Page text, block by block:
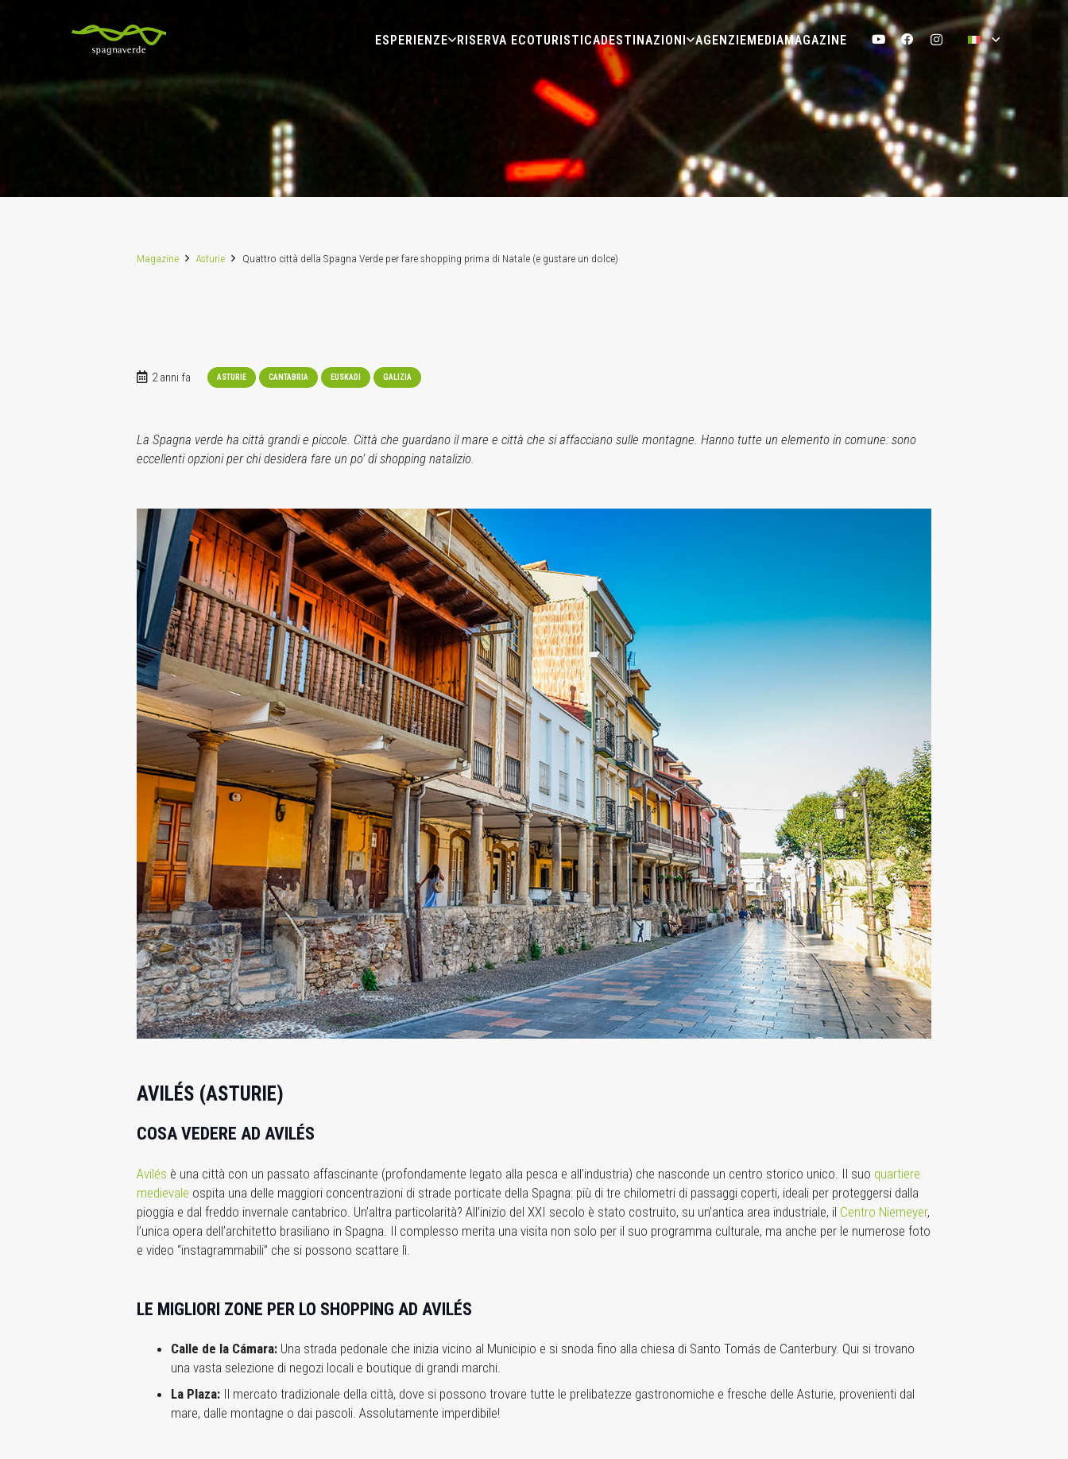
ESPERIENZE RISERVA ECOTURISTICADESTINAZIONI AGENZIEMEDIAMAGAZINE
Magazine Asturie Quattro città della Spagna Verde per fare shopping prima di Natale (e gustare un dolce)
2 anni fa ASTURIE CANTABRIA EUSKADI GALIZIA
La Spagna verde ha città grandi e piccole. Città che guardano il mare e città che si affacciano sulle montagne. Hanno tutte un elemento in comune: sono
eccellenti opzioni per chi desidera fare un po’ di shopping natalizio.
AVILÉS (ASTURIE)
COSA VEDERE AD AVILÉS
Avilés è una città con un passato affascinante (profondamente legato alla pesca e all’industria) che nasconde un centro storico unico. Il suo quartiere
medievale ospita una delle maggiori concentrazioni di strade porticate della Spagna: più di tre chilometri di passaggi coperti, ideali per proteggersi dalla
pioggia e dal freddo invernale cantabrico. Un’altra particolarità? All’inizio del XXI secolo è stato costruito, su un’antica area industriale, il Centro Niemeyer,
l’unica opera dell’architetto brasiliano in Spagna. Il complesso merita una visita non solo per il suo programma culturale, ma anche per le numerose foto
e video “instagrammabili” che si possono scattare lì.
LE MIGLIORI ZONE PER LO SHOPPING AD AVILÉS
Calle de la Cámara:Una strada pedonale che inizia vicino al Municipio e si snoda fino alla chiesa di Santo Tomás de Canterbury. Qui si trovano
una vasta selezione di negozi locali e boutique di grandi marchi.
La Plaza:Il mercato tradizionale della città, dove si possono trovare tutte le prelibatezze gastronomiche e fresche delle Asturie, provenienti dal
mare, dalle montagne o dai pascoli. Assolutamente imperdibile!